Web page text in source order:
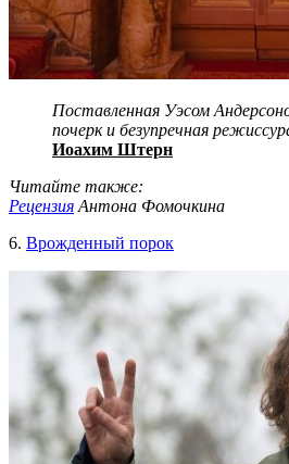
Поставленная Уэсом
почерк и безупречная
Иоахим Штерн
Читайте также:
РецензияАнтона Фомочкина
6. Врожденный порок